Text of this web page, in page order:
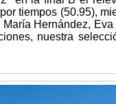
tiempos (50.95),
Hernández,
nuestra